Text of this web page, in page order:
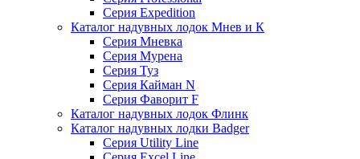
Серия Expedition
Каталог надувных лодок Мнев и К
Серия Мневка
Серия Мурена
Серия Туз
Серия Кайман N
Серия Фаворит F
Каталог надувных лодок Флинк
Каталог надувных лодки Badger
Серия Utility Line